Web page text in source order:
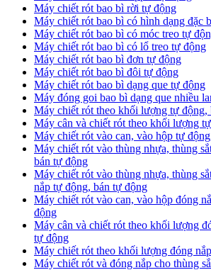
Máy chiết rót bao bì rời tự động
Máy chiết rót bao bì có hình dạng đặc
Máy chiết rót bao bì có móc treo tự
Máy chiết rót bao bì có lổ treo tự động
Máy chiết rót bao bì đơn tự động
Máy chiết rót bao bì đôi tự động
Máy chiết rót bao bì dạng que tự động
Máy đóng goi bao bì dạng que nhiều
Máy chiết rót theo khối lượng tự động,
Máy cân và chiết rót theo khối lượng
Máy chiết rót vào can, vào hộp tự
Máy chiết rót vào thùng nhựa, thùng
bán tự động
Máy chiết rót vào thùng nhựa, thùng
nắp tự động, bán tự động
Máy chiết rót vào can, vào hộp đóng
động
Máy cân và chiết rót theo khối lượng
tự động
Máy chiết rót theo khối lượng đóng
Máy chiết rót và đóng nắp cho thùng